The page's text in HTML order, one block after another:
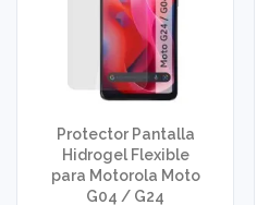
Protector Pantalla
Hidrogel Flexible
para Motorola Moto
G04 / G24